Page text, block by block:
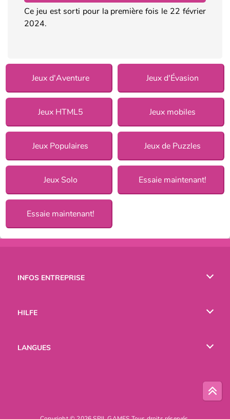
Ce jeu est sorti pour la première fois le 22 février
2024.
Jeux d'Aventure Jeux d'Évasion
Jeux HTML5 Jeux mobiles
Jeux Populaires Jeux de Puzzles
Jeux Solo Essaie maintenant!
Essaie maintenant!
INFOS ENTREPRISE
HILFE
LANGUES